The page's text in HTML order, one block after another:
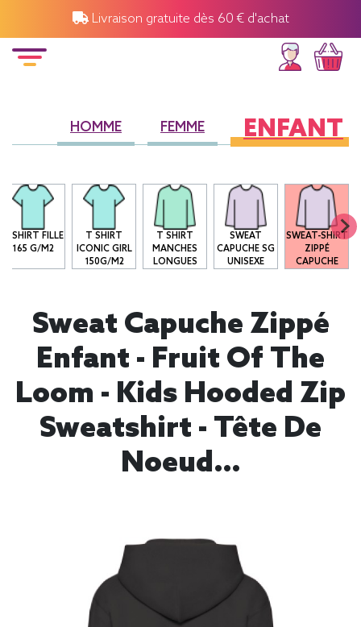
Livraison gratuite dès 60 € d'achat
HOMME FEMME ENFANT
T-SHIRT FILLE
165 G/M2
T SHIRT
ICONIC GIRL
150G/M2
T SHIRT
MANCHES
LONGUES
SWEAT
CAPUCHE SG
UNISEXE
SWEAT-SHIRT
ZIPPÉ
CAPUCHE
Sweat Capuche Zippé
Enfant - Fruit Of The
Loom - Kids Hooded Zip
Sweatshirt - Tête De
Noeud…